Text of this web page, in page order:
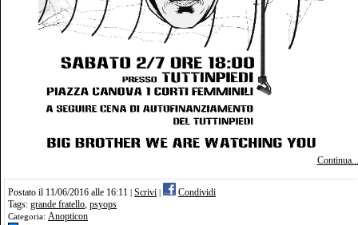
Continua...
Postato il 11/06/2016 alle 16:11 Scrivi
Condividi
Tags: grande fratello, psyops
Categoria: Anopticon